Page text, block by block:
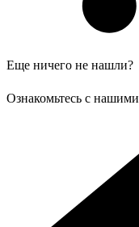
Еще ничего не нашли?
Ознакомьтесь с нашими